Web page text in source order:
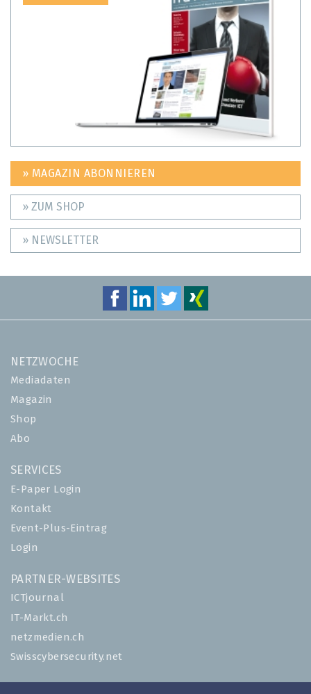
» MAGAZIN ABONNIEREN
» ZUM SHOP
» NEWSLETTER
NETZWOCHE
Mediadaten
Magazin
Shop
Abo
SERVICES
E-Paper Login
Kontakt
Event-Plus-Eintrag
Login
PARTNER-WEBSITES
ICTjournal
IT-Markt.ch
netzmedien.ch
Swisscybersecurity.net